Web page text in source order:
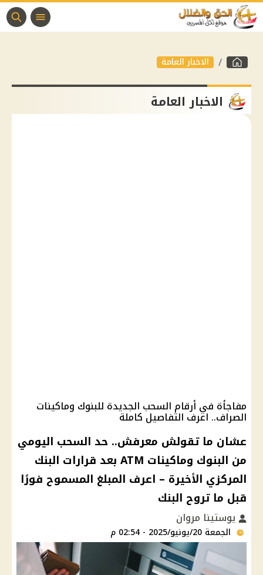
الاخبار العامة
الاخبار العامة
مفاجأة في أرقام السحب الجديدة للبنوك وماكينات
الصراف.. اعرف التفاصيل كاملة
عشان ما تقولش معرفش.. حد السحب اليومي
من البنوك وماكينات ATM بعد قرارات البنك
المركزي الأخيرة – اعرف المبلغ المسموح فورًا
قبل ما تروح البنك
يوستينا مروان
الجمعة 20/يونيو/2025 - 02:54 م